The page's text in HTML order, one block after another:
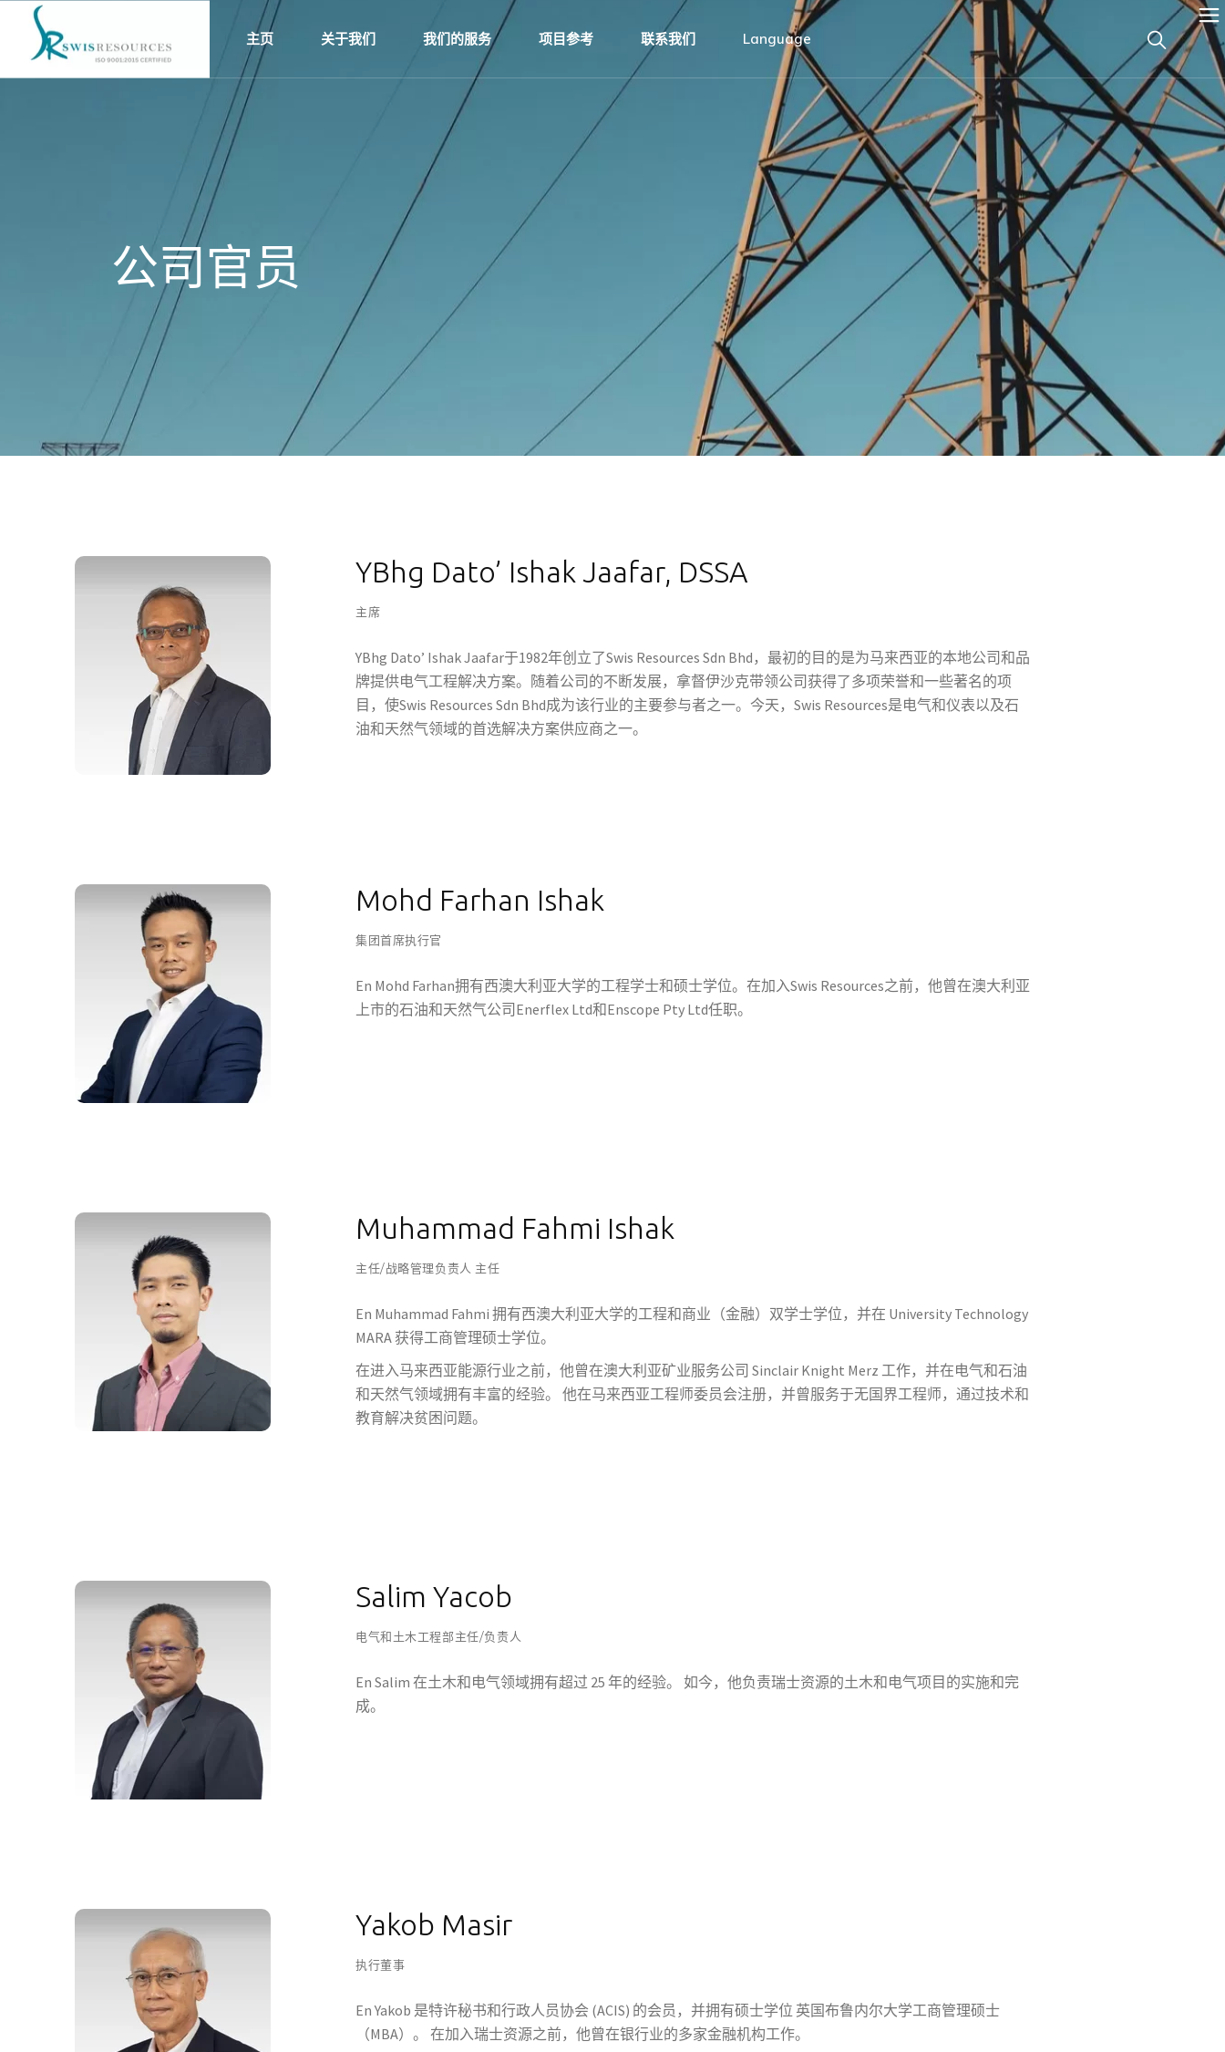
主页 关于我们 我们的服务
电气工程
土木工程
石油和天然气｜海事服务
项目参考 联系我们 Language
English
한국어
中文 (中国)
Tiếng Việt
বাংলা
领导人
电气工程
石油和天然气｜海事服务
传输线
English
한국어
中文 (中国)
Tiếng Việt
বাংলা
公司官员
YBhg Dato’ Ishak Jaafar, DSSA​
主席
YBhg Dato’ Ishak Jaafar于1982年创立了Swis Resources Sdn Bhd，最初的目的是为马来西亚的本地公司和品
牌提供电气工程解决方案。随着公司的不断发展，拿督伊沙克带领公司获得了多项荣誉和一些著名的项
目，使Swis Resources Sdn Bhd成为该行业的主要参与者之一。今天，Swis Resources是电气和仪表以及石
油和天然气领域的首选解决方案供应商之一。
Mohd Farhan Ishak
集团首席执行官
En Mohd Farhan拥有西澳大利亚大学的工程学士和硕士学位。在加入Swis Resources之前，他曾在澳大利亚
上市的石油和天然气公司Enerflex Ltd和Enscope Pty Ltd任职。
Muhammad Fahmi Ishak
主任/战略管理负责人 主任
En Muhammad Fahmi 拥有西澳大利亚大学的工程和商业（金融）双学士学位，并在 University Technology
MARA 获得工商管理硕士学位。
在进入马来西亚能源行业之前，他曾在澳大利亚矿业服务公司 Sinclair Knight Merz 工作，并在电气和石油
和天然气领域拥有丰富的经验。 他在马来西亚工程师委员会注册，并曾服务于无国界工程师，通过技术和
教育解决贫困问题。
Salim Yacob
电气和土木工程部主任/负责人
En Salim 在土木和电气领域拥有超过 25 年的经验。
如今，他负责瑞士资源的土木和电气项目的实施和完
成。
Yakob Masir​
执行董事
En Yakob 是特许秘书和行政人员协会 (ACIS) 的会员，并拥有硕士学位 英国布鲁内尔大学工商管理硕士
（MBA）。
在加入瑞士资源之前，他曾在银行业的多家金融机构工作。